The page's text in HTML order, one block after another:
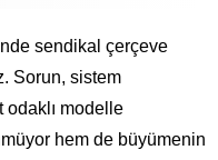
sendikal çerçeve
Sorun, sistem
odaklı modelle
hem de büyümenin